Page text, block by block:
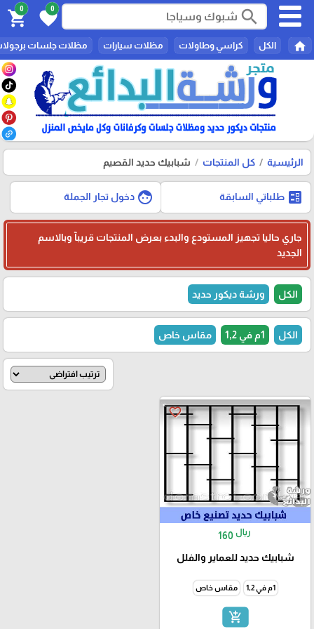
search
0
favorite
0
shopping_cart
home الكل كراسي وطاولات مظلات سيارات مظلات جلسات
الرئيسية كل المنتجات شبابيك حديد القصيم
ballot طلباتي السابقة face دخول تجار الجملة
جاري حاليا تجهيز المستودع والبدء بعرض المنتجات قريبآ وبالاسم
الجديد
الكل ورشة ديكور حديد
الكل 1م في 1,2 مقاس خاص
favorite_border
160 ريال
شبابيك حديد للعماير والفلل
1م في 1,2 مقاس خاص
add_shopping_cart